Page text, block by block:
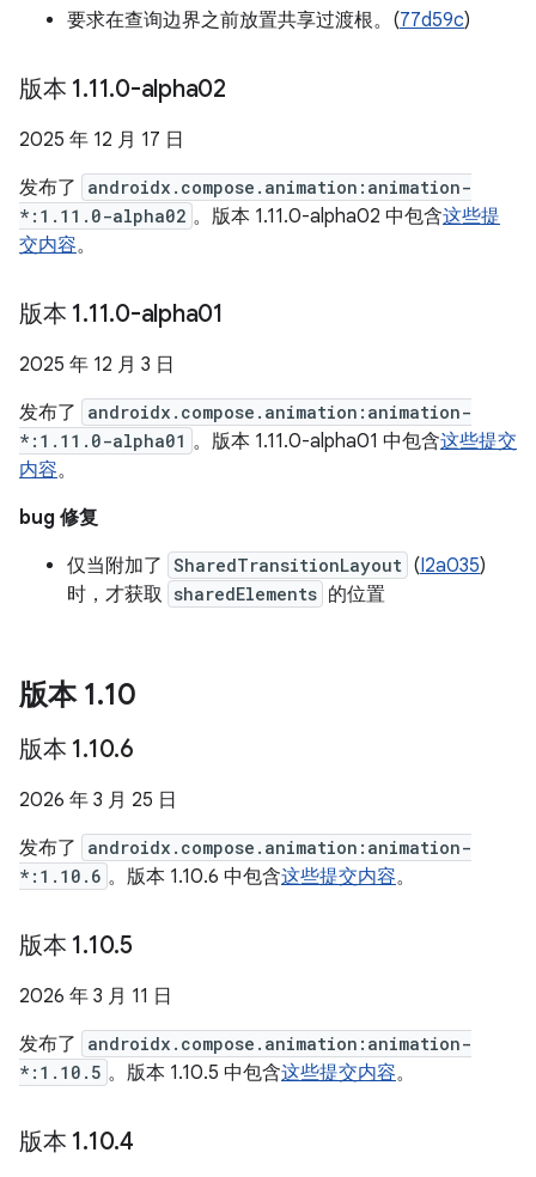
要求在查询边界之前放置共享过渡根。(77d59c)
版本 1.11.0-alpha02
2025 年 12 月 17 日
发布了
androidx.compose.animation:animation-
*:1.11.0-alpha02 。版本 1.11.0-alpha02 中包含这些提
交内容。
版本 1.11.0-alpha01
2025 年 12 月 3 日
发布了
androidx.compose.animation:animation-
*:1.11.0-alpha01 。版本 1.11.0-alpha01 中包含这些提交
内容。
bug 修复
仅当附加了 SharedTransitionLayout (I2a035)
时，才获取 sharedElements 的位置
版本 1.10
版本 1.10.6
2026 年 3 月 25 日
发布了
androidx.compose.animation:animation-
*:1.10.6 。版本 1.10.6 中包含这些提交内容。
版本 1.10.5
2026 年 3 月 11 日
发布了
androidx.compose.animation:animation-
*:1.10.5 。版本 1.10.5 中包含这些提交内容。
版本 1.10.4